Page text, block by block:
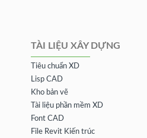
TÀI LIỆU XÂY DỰNG
Tiêu chuẩn XD
Lisp CAD
Kho bản vẽ
Tài liệu phần mềm XD
Font CAD
File Revit Kiến trúc